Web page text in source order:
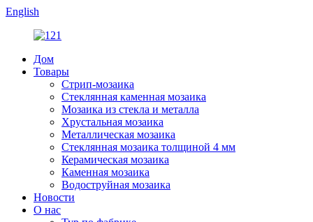
English
Дом
Товары
Стрип-мозаика
Стеклянная каменная мозаика
Мозаика из стекла и металла
Хрустальная мозаика
Металлическая мозаика
Стеклянная мозаика толщиной 4 мм
Керамическая мозаика
Каменная мозаика
Водоструйная мозаика
Новости
О нас